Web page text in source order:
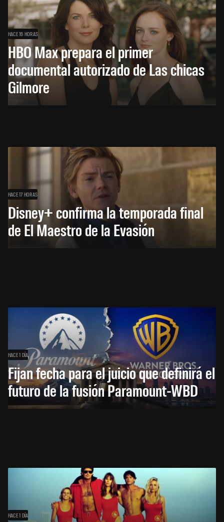
HACE 16 HORAS
HBO Max prepara el primer
documental autorizado de Las chicas
Gilmore
HACE 17 HORAS
Disney+ confirma la temporada final
de El Maestro de la Evasión
HACE 1 DÍA
Fijan fecha para el juicio que definirá el
futuro de la fusión Paramount-WBD
HACE 1 DÍA